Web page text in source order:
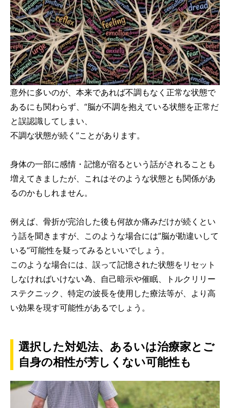
意外に多いのが、本来であれば不調もなく正常な状態で
あるにも関わらず、“脳が不調を抱えている状態を正常だ
と誤認識してしまい、
不調な状態が続く”ことがあります。
身体の一部に感情・記憶が宿るという話がされることも
増えてきましたが、これはそのような状態とも関係があ
るのかもしれません。
例えば、骨折が完治した後も何故か痛みだけが続くとい
う話を聞きますが、このような場合には”脳が勘違いして
いる“可能性を疑ってみるといいでしょう。
このような場合には、誤って記憶された状態をリセット
しなければいけない為、自己暗示や催眠、トルクリリー
ステクニック、特定の波長を使用した療法等が、より高
い効果を現す可能性があるでしょう。
選択した対処法、あるいは治療家とご
自身の相性が芳しくない可能性も